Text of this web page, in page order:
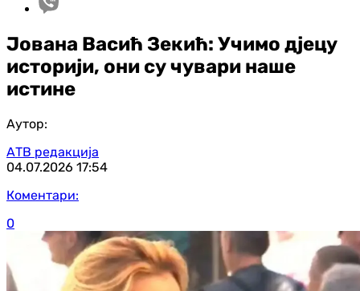
Јована Васић Зекић: Учимо дјецу
историји, они су чувари наше
истине
Аутор:
АТВ редакција
04.07.2026 17:54
Коментари:
0